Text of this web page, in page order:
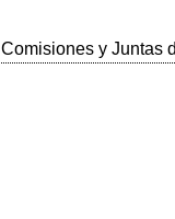
Comisiones y Juntas